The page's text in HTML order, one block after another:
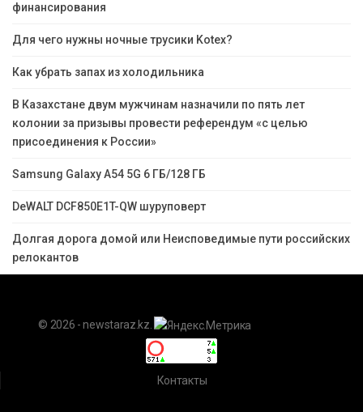
финансирования
Для чего нужны ночные трусики Kotex?
Как убрать запах из холодильника
В Казахстане двум мужчинам назначили по пять лет
колонии за призывы провести референдум «с целью
присоединения к России»
Samsung Galaxy A54 5G 6 ГБ/128 ГБ
DeWALT DCF850E1T-QW шуруповерт
Долгая дорога домой или Неисповедимые пути российских
релокантов
© 2026 - newstaraz.kz.
Контакты